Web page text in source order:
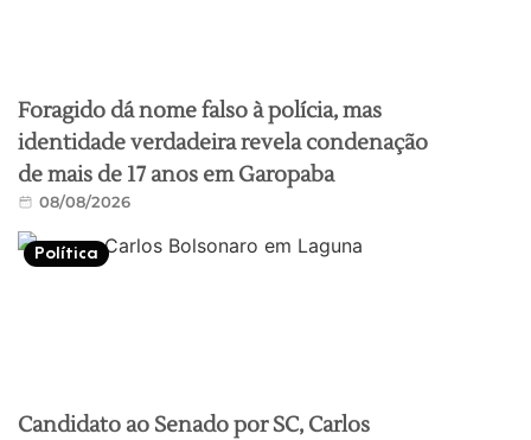
Foragido dá nome falso à polícia, mas
identidade verdadeira revela condenação
de mais de 17 anos em Garopaba
08/08/2026
Política
Candidato ao Senado por SC, Carlos